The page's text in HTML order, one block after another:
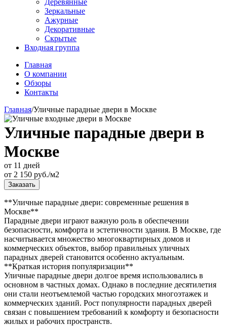
Деревянные
Зеркальные
Ажурные
Декоративные
Скрытые
Входная группа
Главная
О компании
Обзоры
Контакты
Главная/Уличные парадные двери в Москве
Уличные парадные двери в
Москве
от 11 дней
от 2 150 руб./м2
Заказать
**Уличные парадные двери: современные решения в
Москве**
Парадные двери играют важную роль в обеспечении
безопасности, комфорта и эстетичности здания. В Москве, где
насчитывается множество многоквартирных домов и
коммерческих объектов, выбор правильных уличных
парадных дверей становится особенно актуальным.
**Краткая история популяризации**
Уличные парадные двери долгое время использовались в
основном в частных домах. Однако в последние десятилетия
они стали неотъемлемой частью городских многоэтажек и
коммерческих зданий. Рост популярности парадных дверей
связан с повышением требований к комфорту и безопасности
жилых и рабочих пространств.